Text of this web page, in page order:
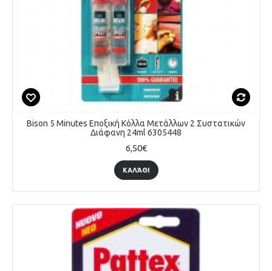
Bison 5 Minutes Εποξική Κόλλα Μετάλλων 2 Συστατικών
Διάφανη 24ml 6305448
6,50€
ΚΑΛΆΘΙ